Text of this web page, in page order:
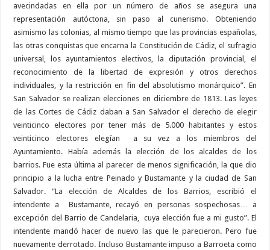
avecindadas en ella por un número de años se asegura una
representación autóctona, sin paso al cunerismo. Obteniendo
asimismo las colonias, al mismo tiempo que las provincias españolas,
las otras conquistas que encarna la Constitución de Cádiz, el sufragio
universal, los ayuntamientos electivos, la diputación provincial, el
reconocimiento de la libertad de expresión y otros derechos
individuales, y la restricción en fin del absolutismo monárquico”. En
San Salvador se realizan elecciones en diciembre de 1813. Las leyes
de las Cortes de Cádiz daban a San Salvador el derecho de elegir
veinticinco electores por tener más de 5.000 habitantes y estos
veinticinco electores elegían a su vez a los miembros del
Ayuntamiento. Había además la elección de los alcaldes de los
barrios. Fue esta última al parecer de menos significación, la que dio
principio a la lucha entre Peinado y Bustamante y la ciudad de San
Salvador. “La elección de Alcaldes de los Barrios, escribió el
intendente a Bustamante, recayó en personas sospechosas… a
excepción del Barrio de Candelaria, cuya elección fue a mi gusto”. El
intendente mandó hacer de nuevo las que le parecieron. Pero fue
nuevamente derrotado. Incluso Bustamante impuso a Barroeta como